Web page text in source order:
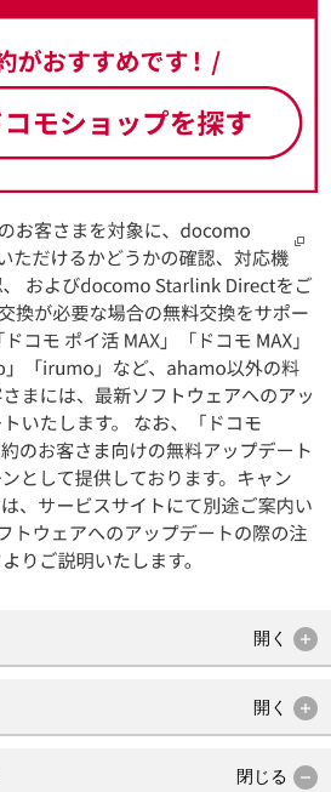
開く
開く
閉じる